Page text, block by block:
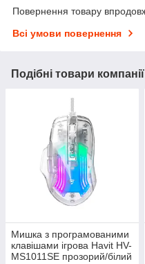
Повернення товару
Всі умови повернення
Подібні товари компанії
Мишка з програмованими
клавішами ігрова Havit HV-
MS1011SE прозорий/білий